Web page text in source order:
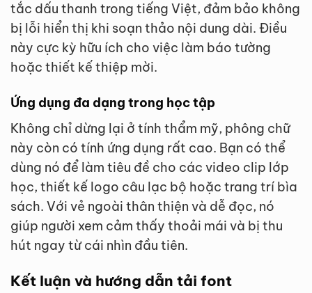
tắc dấu thanh trong tiếng Việt, đảm bảo không
bị lỗi hiển thị khi soạn thảo nội dung dài. Điều
này cực kỳ hữu ích cho việc làm báo tường
hoặc thiết kế thiệp mời.
Ứng dụng đa dạng trong học tập
Không chỉ dừng lại ở tính thẩm mỹ, phông chữ
này còn có tính ứng dụng rất cao. Bạn có thể
dùng nó để làm tiêu đề cho các video clip lớp
học, thiết kế logo câu lạc bộ hoặc trang trí bìa
sách. Với vẻ ngoài thân thiện và dễ đọc, nó
giúp người xem cảm thấy thoải mái và bị thu
hút ngay từ cái nhìn đầu tiên.
Kết luận và hướng dẫn tải font